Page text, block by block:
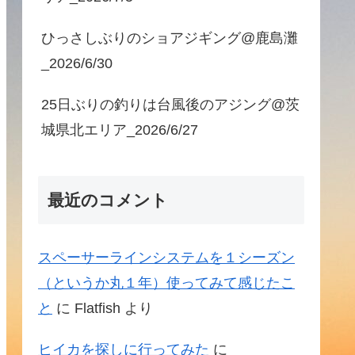
ひっさしぶりのショアジギング@鹿島灘
_2026/6/30
25日ぶりの釣りは台風後のアジング@茨
城県北エリア_2026/6/27
最近のコメント
スペーサーラインシステムを１シーズン
（というか丸１年）使ってみて感じたこ
と に Flatfish より
ヒイカを探しに行ってみた に